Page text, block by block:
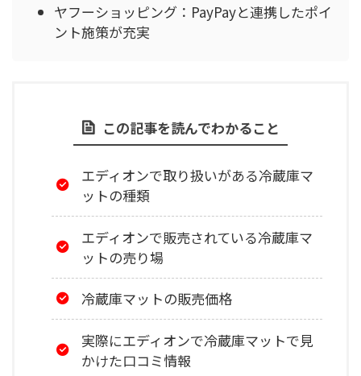
ヤフーショッピング：PayPayと連携したポイ
ント施策が充実
この記事を読んでわかること
エディオンで取り扱いがある冷蔵庫マ
ットの種類
エディオンで販売されている冷蔵庫マ
ットの売り場
冷蔵庫マットの販売価格
実際にエディオンで冷蔵庫マットで見
かけた口コミ情報